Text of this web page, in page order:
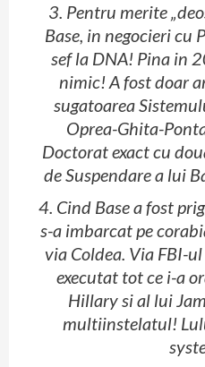
3. Pentru merite
Base, in negocieri cu
sef la DNA! Pina in
nimic! A fost doar
sugatoarea
Oprea-Ghita-
Doctorat exact cu
de Suspendare a lui
4. Cind Base a fost
s-a imbarcat pe
via Coldea. Via FBI-
executat tot ce i-a
Hillary si al lui
multiinstelatul!